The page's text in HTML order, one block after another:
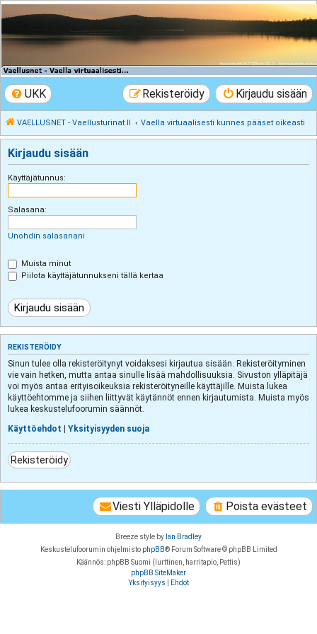
VAELLUSNET -
Vaellusturinat II
UKK Kirjaudu sisään
Rekisteröidy
VAELLUSNET - Vaellusturinat II Vaella virtuaalisesti kunnes pääset oikeasti
Kirjaudu sisään
Käyttäjätunnus:
Salasana:
Unohdin salasanani
Muista minut
Piilota käyttäjätunnukseni tällä kertaa
REKISTERÖIDY
Sinun tulee olla rekisteröitynyt voidaksesi kirjautua sisään. Rekisteröityminen
vie vain hetken, mutta antaa sinulle lisää mahdollisuuksia. Sivuston ylläpitäjä
voi myös antaa erityisoikeuksia rekisteröityneille käyttäjille. Muista lukea
käyttöehtomme ja siihen liittyvät käytännöt ennen kirjautumista. Muista myös
lukea keskustelufoorumin säännöt.
Käyttöehdot
Yksityisyyden suoja
Rekisteröidy
Poista evästeet
Viesti Ylläpidolle
Breeze style by Ian Bradley
Keskustelufoorumin ohjelmisto phpBB® Forum Software © phpBB Limited
Käännös: phpBB Suomi (lurttinen, harritapio, Pettis)
phpBB SiteMaker
Yksityisyys
Ehdot